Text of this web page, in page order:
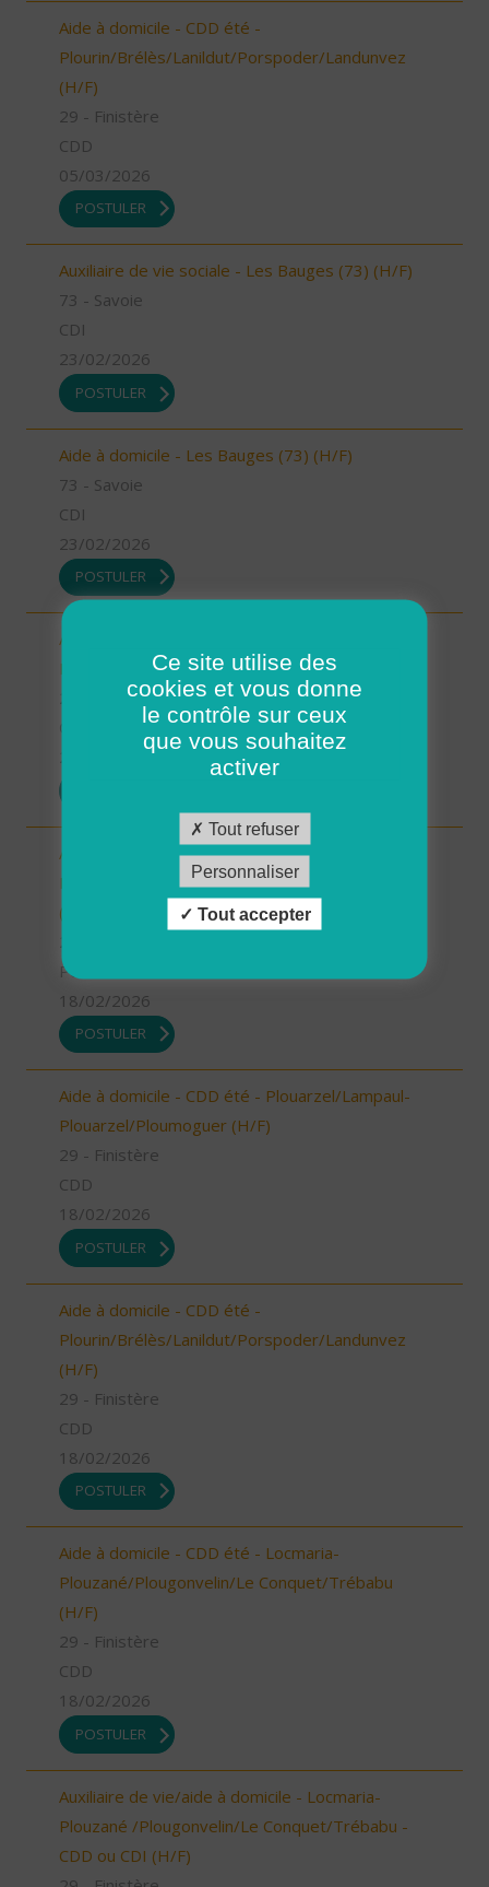
Aide à domicile - CDD été -
Plourin/Brélès/Lanildut/Porspoder/Landunvez
(H/F)
29 - Finistère
CDD
05/03/2026
POSTULER
Auxiliaire de vie sociale - Les Bauges (73) (H/F)
73 - Savoie
CDI
23/02/2026
POSTULER
Aide à domicile - Les Bauges (73) (H/F)
73 - Savoie
CDI
23/02/2026
POSTULER
Aide-Soignant(e) à Domicile PLOUGASTEL-
DAOULAS 80% (H/F)
29 - Finistère
Auxiliaire de vie/ aide à domicile - Plourin, Brélès,
Lanildut, Porspoder, Landunvez - CDI ou CDD
(H/F)
Possibilité de CDI ou CDD
18/02/2026
POSTULER
Aide à domicile - CDD été - Plouarzel/Lampaul-
Plouarzel/Ploumoguer (H/F)
29 - Finistère
CDD
18/02/2026
POSTULER
Aide à domicile - CDD été -
Plourin/Brélès/Lanildut/Porspoder/Landunvez
(H/F)
29 - Finistère
CDD
18/02/2026
POSTULER
Aide à domicile - CDD été - Locmaria-
Plouzané/Plougonvelin/Le Conquet/Trébabu
(H/F)
29 - Finistère
CDD
18/02/2026
POSTULER
Auxiliaire de vie/aide à domicile - Locmaria-
Plouzané /Plougonvelin/Le Conquet/Trébabu -
CDD ou CDI (H/F)
Ce site utilise des
cookies et vous donne
le contrôle sur ceux
que vous souhaitez
activer
Tout refuser
Personnaliser
Tout accepter